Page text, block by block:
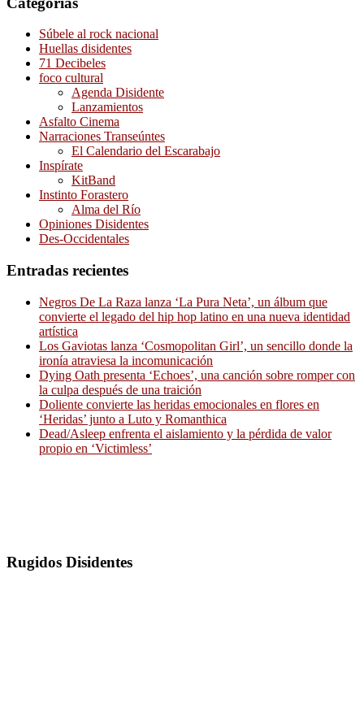
Súbele al rock nacional
Huellas disidentes
71 Decibeles
foco cultural
Agenda Disidente
Lanzamientos
Asfalto Cinema
Narraciones Transeúntes
El Calendario del Escarabajo
Inspírate
KitBand
Instinto Forastero
Alma del Río
Opiniones Disidentes
Des-Occidentales
Entradas recientes
Negros De La Raza lanza ‘La Pura Neta’, un álbum que
convierte el legado del hip hop latino en una nueva identidad
artística
Los Gaviotas lanza ‘Cosmopolitan Girl’, un sencillo donde la
ironía atraviesa la incomunicación
Dying Oath presenta ‘Echoes’, una canción sobre romper con
la culpa después de una traición
Doliente convierte las heridas emocionales en flores en
‘Heridas’ junto a Luto y Romanthica
Dead/Asleep enfrenta el aislamiento y la pérdida de valor
propio en ‘Victimless’
Rugidos Disidentes